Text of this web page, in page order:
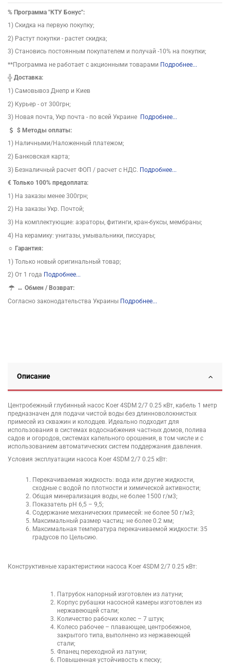
% Программа "КТУ Бонус":
1) Скидка на первую покупку;
2) Растут покупки - растет скидка;
3) Становись постоянным покупателем и получай -10% на покупки;
**Программа не работает с акционными товарами Подробнее...
╬ Доставка:
1) Самовывоз Днепр и Киев
2) Курьер - от 300грн;
3) Новая почта, Укр почта - по всей Украине Подробнее...
$Методы оплаты:
1) Наличными/Наложенный платежом;
2) Банковская карта;
3) Безналичный расчет ФОП / расчет с НДС. Подробнее...
€ Только 100% предоплата:
1) На заказы менее 300грн;
2) На заказы Укр. Почтой;
3) На комплектующие: аэраторы, фитинги, кран-буксы, мембраны;
4) На керамику: унитазы, умывальники, писсуары;
☼ Гарантия:
1) Только новый оригинальный товар;
2) От 1 года Подробнее...
↔Обмен / Возврат:
Согласно законодательства Украины Подробнее...
Описание
Центробежный глубинный насос Koer 4SDM 2/7 0.25 кВт, кабель 1 метр
предназначен для подачи чистой воды без длинноволокнистых
примесей из скважин и колодцев. Идеально подходит для
использования в системах водоснабжения частных домов, полива
садов и огородов, системах капельного орошения, в том числе и с
использованием автоматических систем поддержания давления.
Условия эксплуатации насоса Koer 4SDM 2/7 0.25 кВт:
Перекачиваемая жидкость: вода или другие жидкости,
сходные с водой по плотности и химической активности;
Общая минерализация воды, не более 1500 г/м3;
Показатель рН 6,5 – 9,5;
Содержание механических примесей: не более 50 г/м3;
Максимальный размер частиц: не более 0.2 мм;
Максимальная температура перекачиваемой жидкости: 35
градусов по Цельсию.
Конструктивные характеристики насоса Koer 4SDM 2/7 0.25 кВт:
Патрубок напорный изготовлен из латуни;
Корпус рубашки насосной камеры изготовлен из
нержавеющей стали;
Количество рабочих колес – 7 штук;
Колесо рабочее – плавающее, центробежное,
закрытого типа, выполнено из нержавеющей
стали;
Фланец переходной из латуни;
Повышенная устойчивость к песку;